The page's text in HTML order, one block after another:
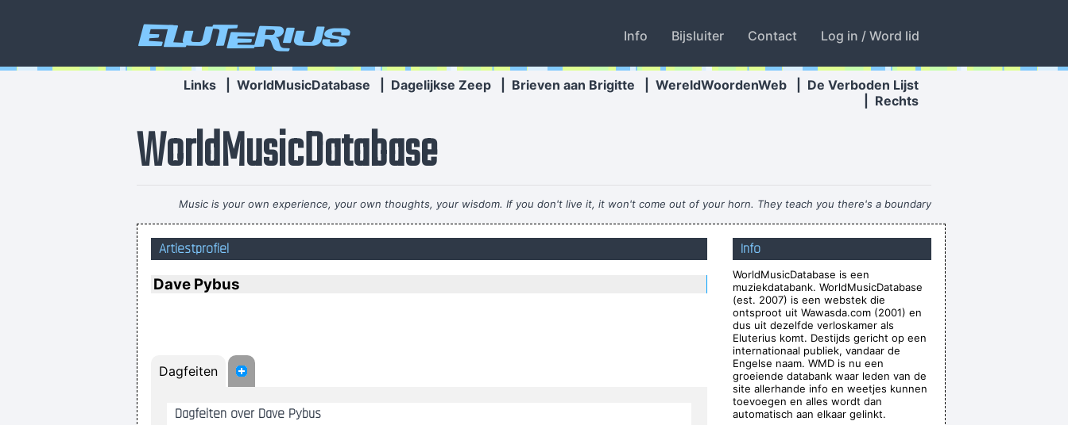
Eluterius Info Bijsluiter Contact Log in / Word lid
Links WorldMusicDatabase Dagelijkse Zeep Brieven aan Brigitte WereldWoordenWeb
De Verboden Lijst
Rechts
WorldMusicDatabase
Music is your own experience, your own thoughts, your wisdom. If you don't live it, it won't come out of your horn. They teach you there's a boundary
line to music. But, man, there's no boundary line to art.~ Charlie Parker
Chaos is a friend of mine.
I declare that the Beatles are mutants Prototypes of evolutionary agents sent by God, endowed with a mysterious power to create a new human
species, a young race of laughing freemen~ Timothy Leary
How deep is your love? I really need to learn.~ Bee Gees
Imagine if you could go watch Mozart today, even if it's the last, crappiest show he ever played. What a thrill that would be.~ Roger Daltrey
. And these children that you spit on as they try to change their worlds, they are immune to your consultations, they´ re quite aware of what they´ re
going through.~ David Bowie
When you're good, you get critisized...~ Rob Pilatus
Artiestprofiel
Dave Pybus
Dagfeiten
Dagfeiten over Dave Pybus
Info
WorldMusicDatabase is een
muziekdatabank. WorldMusicDatabase
(est. 2007) is een webstek die
ontsproot uit Wawasda.com (2001) en
dus uit dezelfde verloskamer als
Eluterius komt. Destijds gericht op een
internationaal publiek, vandaar de
Engelse naam. WMD is nu een
groeiende databank waar leden van de
site allerhande info en weetjes kunnen
toevoegen en alles wordt dan
automatisch aan elkaar gelinkt.